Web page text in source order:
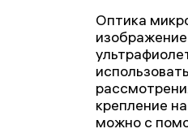
Оптика
крепление
можно с